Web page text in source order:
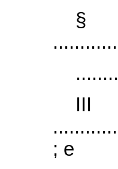
; e